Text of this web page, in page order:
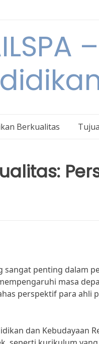
Berkualitas
sangat penting dalam
masa
perspektif para ahli
dan Kebudayaan